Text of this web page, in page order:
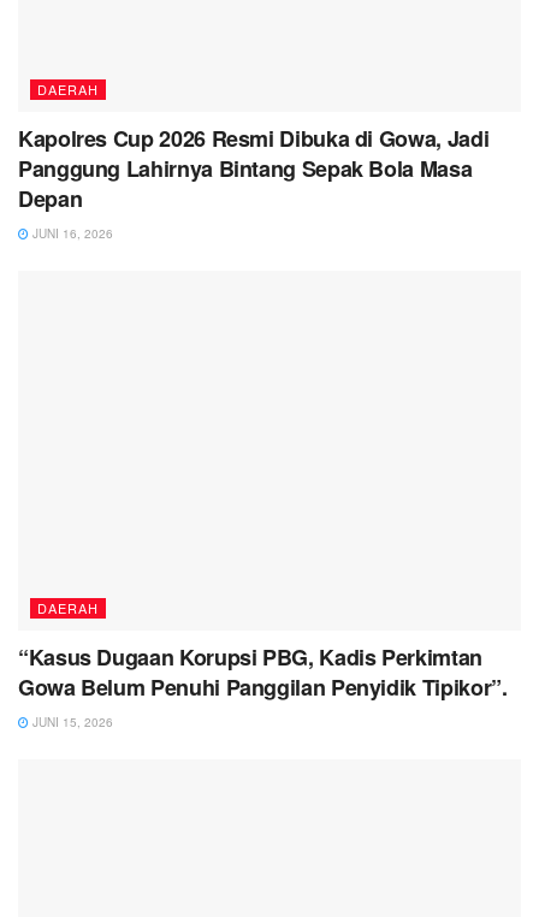
DAERAH
Kapolres Cup 2026 Resmi Dibuka di Gowa, Jadi
Panggung Lahirnya Bintang Sepak Bola Masa
Depan
JUNI 16, 2026
DAERAH
“Kasus Dugaan Korupsi PBG, Kadis Perkimtan
Gowa Belum Penuhi Panggilan Penyidik Tipikor”.
JUNI 15, 2026